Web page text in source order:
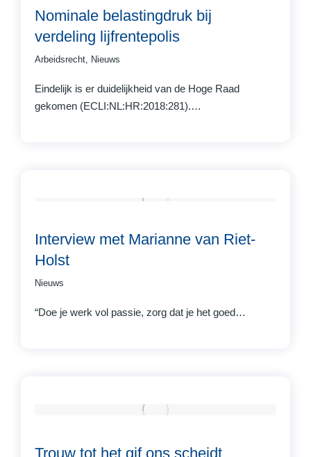
Nominale belastingdruk bij
verdeling lijfrentepolis
Arbeidsrecht, Nieuws
Eindelijk is er duidelijkheid van de Hoge Raad
gekomen (ECLI:NL:HR:2018:281).…
Interview met Marianne van Riet-
Holst
Nieuws
“Doe je werk vol passie, zorg dat je het goed…
Trouw tot het gif ons scheidt